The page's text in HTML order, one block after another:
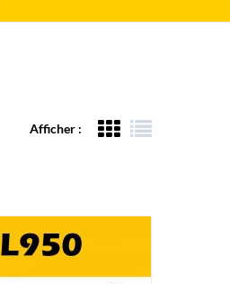
Afficher :